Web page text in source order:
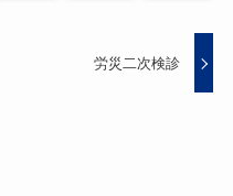
労災二次検診